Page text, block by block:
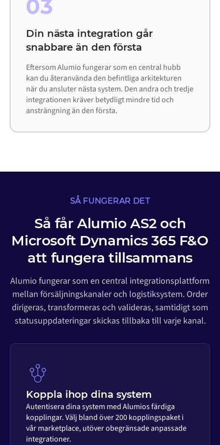
03
Din nästa integration går
snabbare än den första
Eftersom Alumio fungerar som en central hubb
kan du återanvända den befintliga arkitekturen
när du ansluter nästa system. Den andra och tredje
integrationen kräver betydligt mindre tid och
ansträngning än den första.
SÅ FUNGERAR DET
Så får Alumio AS2 och
Microsoft Dynamics 365 F&O
att fungera tillsammans
Alumio fungerar som en central integrationsplattform
mellan försäljningskanaler och logistiksystem. Order
dirigeras, transformeras och valideras, samtidigt som
statusuppdateringar skickas tillbaka till varje kanal.
Koppla ihop dina system
Autentisera dina system med Alumios färdiga
kopplingar. Välj bland över 200 kopplingspaket i
vår marketplace, utöver obegränsade anpassade
integrationer.